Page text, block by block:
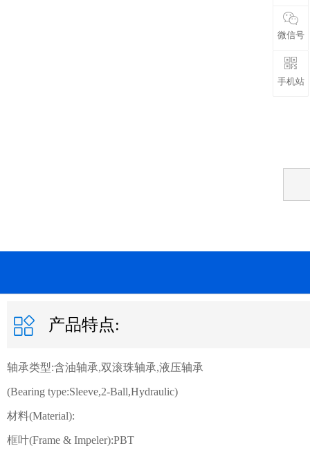
产品特点:
轴承类型:含油轴承,双滚珠轴承,液压轴承
(Bearing type:Sleeve,2-Ball,Hydraulic)
材料(Material):
框叶(Frame & Impeler):PBT
微信号
手机站